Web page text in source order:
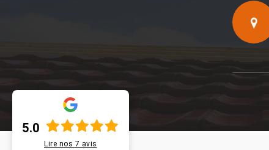
5.0
Lire nos 7 avis